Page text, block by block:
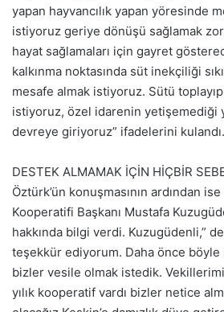
yapan hayvancılık yapan yöresinde
istiyoruz geriye dönüşü sağlamak
hayat sağlamaları için gayret
kalkınma noktasında süt inekçiliği
mesafe almak istiyoruz. Sütü
istiyoruz, özel idarenin yetişemediği
devreye giriyoruz” ifadelerini kulandı.
DESTEK ALMAMAK İÇİN HİÇBİR
Öztürk’ün konuşmasının ardından
Kooperatifi Başkanı Mustafa
hakkında bilgi verdi. Kuzugüdenli,”
teşekkür ediyorum. Daha önce böyle
bizler vesile olmak istedik.
yılık kooperatif vardı bizler netice